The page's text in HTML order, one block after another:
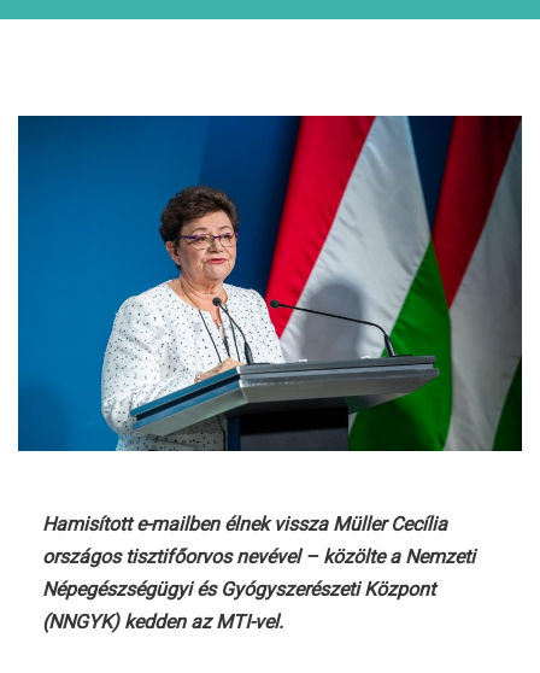
Hamisított e-mailben élnek vissza Müller Cecília
országos tisztifőorvos nevével – közölte a Nemzeti
Népegészségügyi és Gyógyszerészeti Központ
(NNGYK) kedden az MTI-vel.